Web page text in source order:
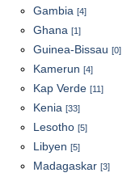
Gambia [4]
Ghana [1]
Guinea-Bissau [0]
Kamerun [4]
Kap Verde [11]
Kenia [33]
Lesotho [5]
Libyen [5]
Madagaskar [3]